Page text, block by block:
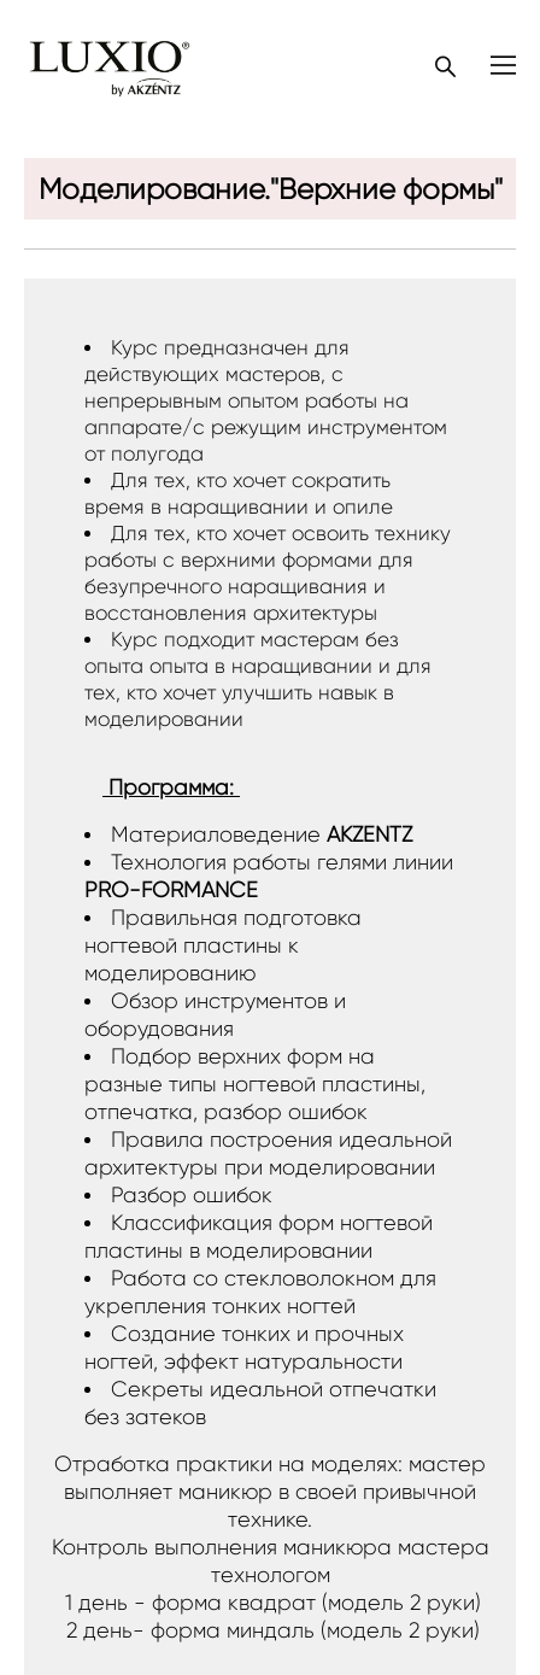
Моделирование."Верхние формы"
Курс предназначен для
действующих мастеров, с
непрерывным опытом работы на
аппарате/с режущим инструментом
от полугода
Для тех, кто хочет сократить
время в наращивании и опиле
Для тех, кто хочет освоить технику
работы с верхними формами для
безупречного наращивания и
восстановления архитектуры
Курс подходит мастерам без
опыта опыта в наращивании и для
тех, кто хочет улучшить навык в
моделировании
Программа:
Материаловедение AKZENTZ
Технология работы гелями линии
PRO-FORMANCE
Правильная подготовка
ногтевой пластины к
моделированию
Обзор инструментов и
оборудования
Подбор верхних форм на
разные типы ногтевой пластины,
отпечатка, разбор ошибок
Правила построения идеальной
архитектуры при моделировании
Разбор ошибок
Классификация форм ногтевой
пластины в моделировании
Работа со стекловолокном для
укрепления тонких ногтей
Создание тонких и прочных
ногтей, эффект натуральности
Секреты идеальной отпечатки
без затеков
Отработка практики на моделях: мастер
выполняет маникюр в своей привычной
технике.
Контроль выполнения маникюра мастера
технологом
1 день - форма квадрат (модель 2 руки)
2 день- форма миндаль (модель 2 руки)